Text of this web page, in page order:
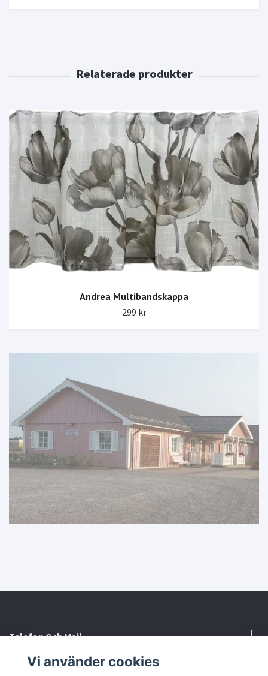
Andrea Multibandskappa
299 kr
Telefon Och Mail
Kontaktformulär
Vi använder cookies